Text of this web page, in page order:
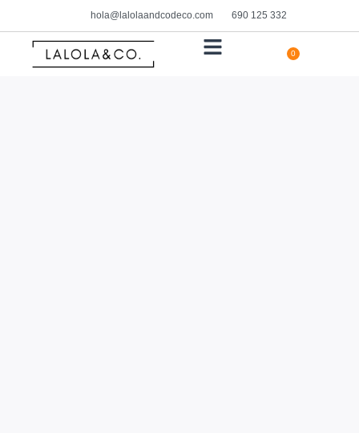
hola@lalolaandcodeco.com 690 125 332
0